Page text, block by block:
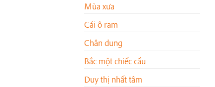
Mùa xưa
Cái ô ram
Chân dung
Bắc một chiếc cầu
Duy thị nhất tâm